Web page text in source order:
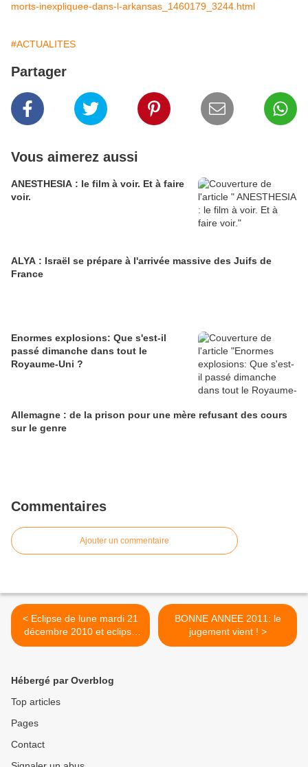
morts-inexpliquee-dans-l-arkansas_1460179_3244.html
#ACTUALITES
Partager
Vous aimerez aussi
ANESTHESIA : le film à voir. Et à faire
voir.
ALYA : Israël se prépare à l'arrivée massive des Juifs de
France
Enormes explosions: Que s'est-il
passé dimanche dans tout le
Royaume-Uni ?
Allemagne : de la prison pour une mère refusant des cours
sur le genre
Commentaires
Ajouter un commentaire
< Eclipse de lune mardi 21
décembre 2010 et eclipse
de Soleil le 4 janvier 2011
BONNE ANNEE 2011: le
jugement vient ! >
Hébergé par Overblog
Top articles
Pages
Contact